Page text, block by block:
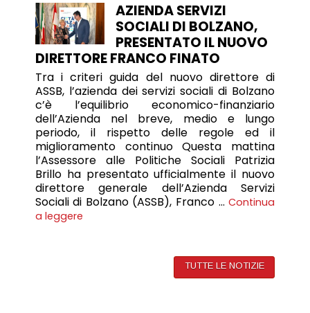
AZIENDA SERVIZI
SOCIALI DI BOLZANO,
PRESENTATO IL NUOVO
DIRETTORE FRANCO FINATO
Tra i criteri guida del nuovo direttore di
ASSB, l’azienda dei servizi sociali di Bolzano
c’è l’equilibrio economico-finanziario
dell’Azienda nel breve, medio e lungo
periodo, il rispetto delle regole ed il
miglioramento continuo Questa mattina
l’Assessore alle Politiche Sociali Patrizia
Brillo ha presentato ufficialmente il nuovo
direttore generale dell’Azienda Servizi
Sociali di Bolzano (ASSB), Franco …Continua
a leggere
TUTTE LE NOTIZIE